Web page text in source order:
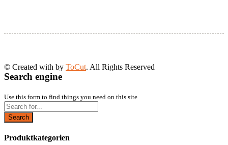
© Created with by ToCut. All Rights Reserved
Search engine
Use this form to find things you need on this site
Search
Produktkategorien